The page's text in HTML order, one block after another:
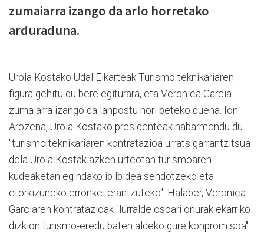
zumaiarra izango da arlo horretako
arduraduna.
Urola Kostako Udal Elkarteak Turismo teknikariaren
figura gehitu du bere egiturara, eta Veronica Garcia
zumaiarra izango da lanpostu hori beteko duena. Ion
Arozena, Urola Kostako presidenteak nabarmendu du
"turismo teknikariaren kontratazioa urrats garrantzitsua
dela Urola Kostak azken urteotan turismoaren
kudeaketan egindako ibilbidea sendotzeko eta
etorkizuneko erronkei erantzuteko". Halaber, Veronica
Garciaren kontratazioak "lurralde osoari onurak ekarriko
dizkion turismo-eredu baten aldeko gure konpromisoa"